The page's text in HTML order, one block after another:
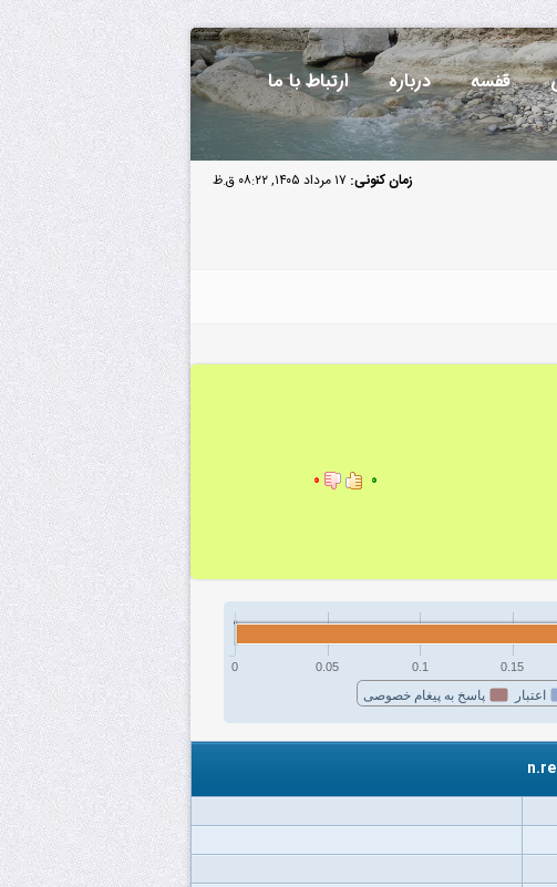
قفسه درباره ارتباط با ما
زمان کنونی: ۱۷ مرداد ۱۴۰۵, ۰۸:۲۲ ق.ظ
۰ ۰
اعتبار پاسخ به پیغام خصوصی
0 0.05 0.1 0.15